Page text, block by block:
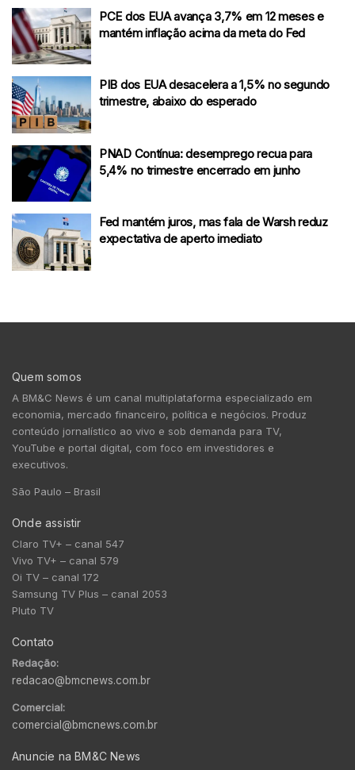
PCE dos EUA avança 3,7% em 12 meses e
mantém inflação acima da meta do Fed
PIB dos EUA desacelera a 1,5% no segundo
trimestre, abaixo do esperado
PNAD Contínua: desemprego recua para
5,4% no trimestre encerrado em junho
Fed mantém juros, mas fala de Warsh reduz
expectativa de aperto imediato
Quem somos
A BM&C News é um canal multiplataforma especializado em
economia, mercado financeiro, política e negócios. Produz
conteúdo jornalístico ao vivo e sob demanda para TV,
YouTube e portal digital, com foco em investidores e
executivos.
São Paulo – Brasil
Onde assistir
Claro TV+ – canal 547
Vivo TV+ – canal 579
Oi TV – canal 172
Samsung TV Plus – canal 2053
Pluto TV
Contato
Redação:
redacao@bmcnews.com.br
Comercial:
comercial@bmcnews.com.br
Anuncie na BM&C News